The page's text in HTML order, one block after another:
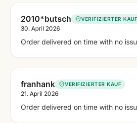
2010*butsch VERIFIZIERTER KAUF
30. April 2026
Order delivered on time with no
franhank VERIFIZIERTER KAUF
21. April 2026
Order delivered on time with no